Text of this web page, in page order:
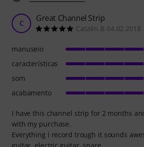
C Great Channel Strip
Catalin.B 04.02.2018
I have this channel strip for 2 months
with my purchase.
Everything i record trough it sounds
guitar, electric guitar, snare
manuseio
características
som
acabamento